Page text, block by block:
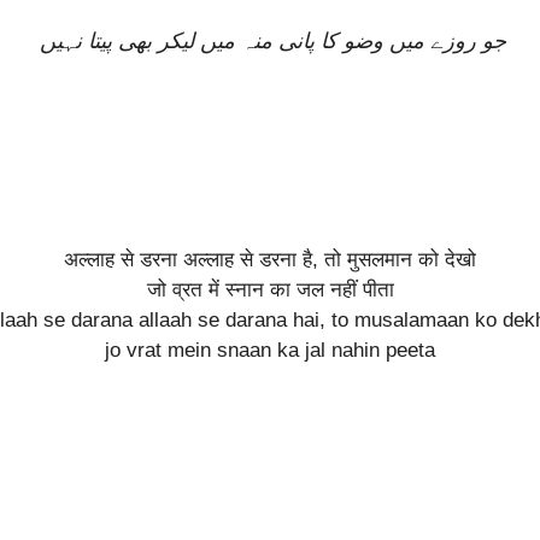
جو روزے میں وضو کا پانى منہ میں لیکر بهی پیتا نہیں
अल्लाह से डरना अल्लाह से डरना है, तो मुसलमान को देखो
जो व्रत में स्नान का जल नहीं पीता
se darana allaah se darana hai, to musalamaan ko
jo vrat mein snaan ka jal nahin peeta